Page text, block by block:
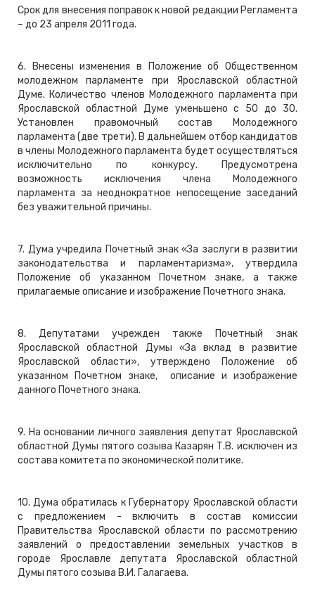
Срок для внесения поправок к новой редакции Регламента
– до 23 апреля 2011 года.
6. Внесены изменения в Положение об Общественном
молодежном парламенте при Ярославской областной
Думе. Количество членов Молодежного парламента при
Ярославской областной Думе уменьшено с 50 до 30.
Установлен правомочный состав Молодежного
парламента (две трети). В дальнейшем отбор кандидатов
в члены Молодежного парламента будет осуществляться
исключительно по конкурсу. Предусмотрена
возможность исключения члена Молодежного
парламента за неоднократное непосещение заседаний
без уважительной причины.
7. Дума учредила Почетный знак «За заслуги в развитии
законодательства и парламентаризма», утвердила
Положение об указанном Почетном знаке, а также
прилагаемые описание и изображение Почетного знака.
8. Депутатами учрежден также Почетный знак
Ярославской областной Думы «За вклад в развитие
Ярославской области», утверждено Положение об
указанном Почетном знаке, описание и изображение
данного Почетного знака.
9. На основании личного заявления депутат Ярославской
областной Думы пятого созыва Казарян Т.В. исключен из
состава комитета по экономической политике.
10. Дума обратилась к Губернатору Ярославской области
с предложением - включить в состав комиссии
Правительства Ярославской области по рассмотрению
заявлений о предоставлении земельных участков в
городе Ярославле депутата Ярославской областной
Думы пятого созыва В.И. Галагаева.